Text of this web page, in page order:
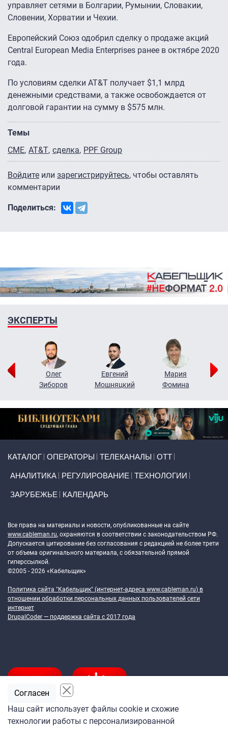
управляет сетями в Болгарии, Румынии, Словакии,
Словении, Хорватии и Чехии.
Европейский Союз одобрил сделку о продаже акций
Central European Media Enterprises ранее в октябре 2020
года.
По условиям сделки AT&T получает $1,1 млрд
денежными средствами, а также освобождается от
долговой гарантии на сумму в $575 млн.
Темы
CME AT&T сделка PPF Group
Войдите или зарегистрируйтесь, чтобы оставлять
комментарии
Поделиться:
ЭКСПЕРТЫ
Олег
Зиборов
Евгений
Мошняцкий
Мария
Фомина
КАТАЛОГ ОПЕРАТОРЫ ТЕЛЕКАНАЛЫ ОТТ
АНАЛИТИКА РЕГУЛИРОВАНИЕ ТЕХНОЛОГИИ
ЗАРУБЕЖЬЕ КАЛЕНДАРЬ
Все права на материалы и новости, опубликованные на сайте
www.cableman.ru, охраняются в соответствии с законодательством РФ.
Допускается цитирование без согласования с редакцией не более трети
от объема оригинального материала, с обязательной прямой
гиперссылкой.
©2005 - 2026 «Кабельщик»
Политика сайта "Кабельщик" (интернет-адреса www.cableman.ru) в
отношении обработки персональных данных пользователей сети
интернет
DrupalCoder — поддержка сайта c 2017 года
Наш сайт использует файлы cookie и схожие
технологии работы с персонализированной
Согласен